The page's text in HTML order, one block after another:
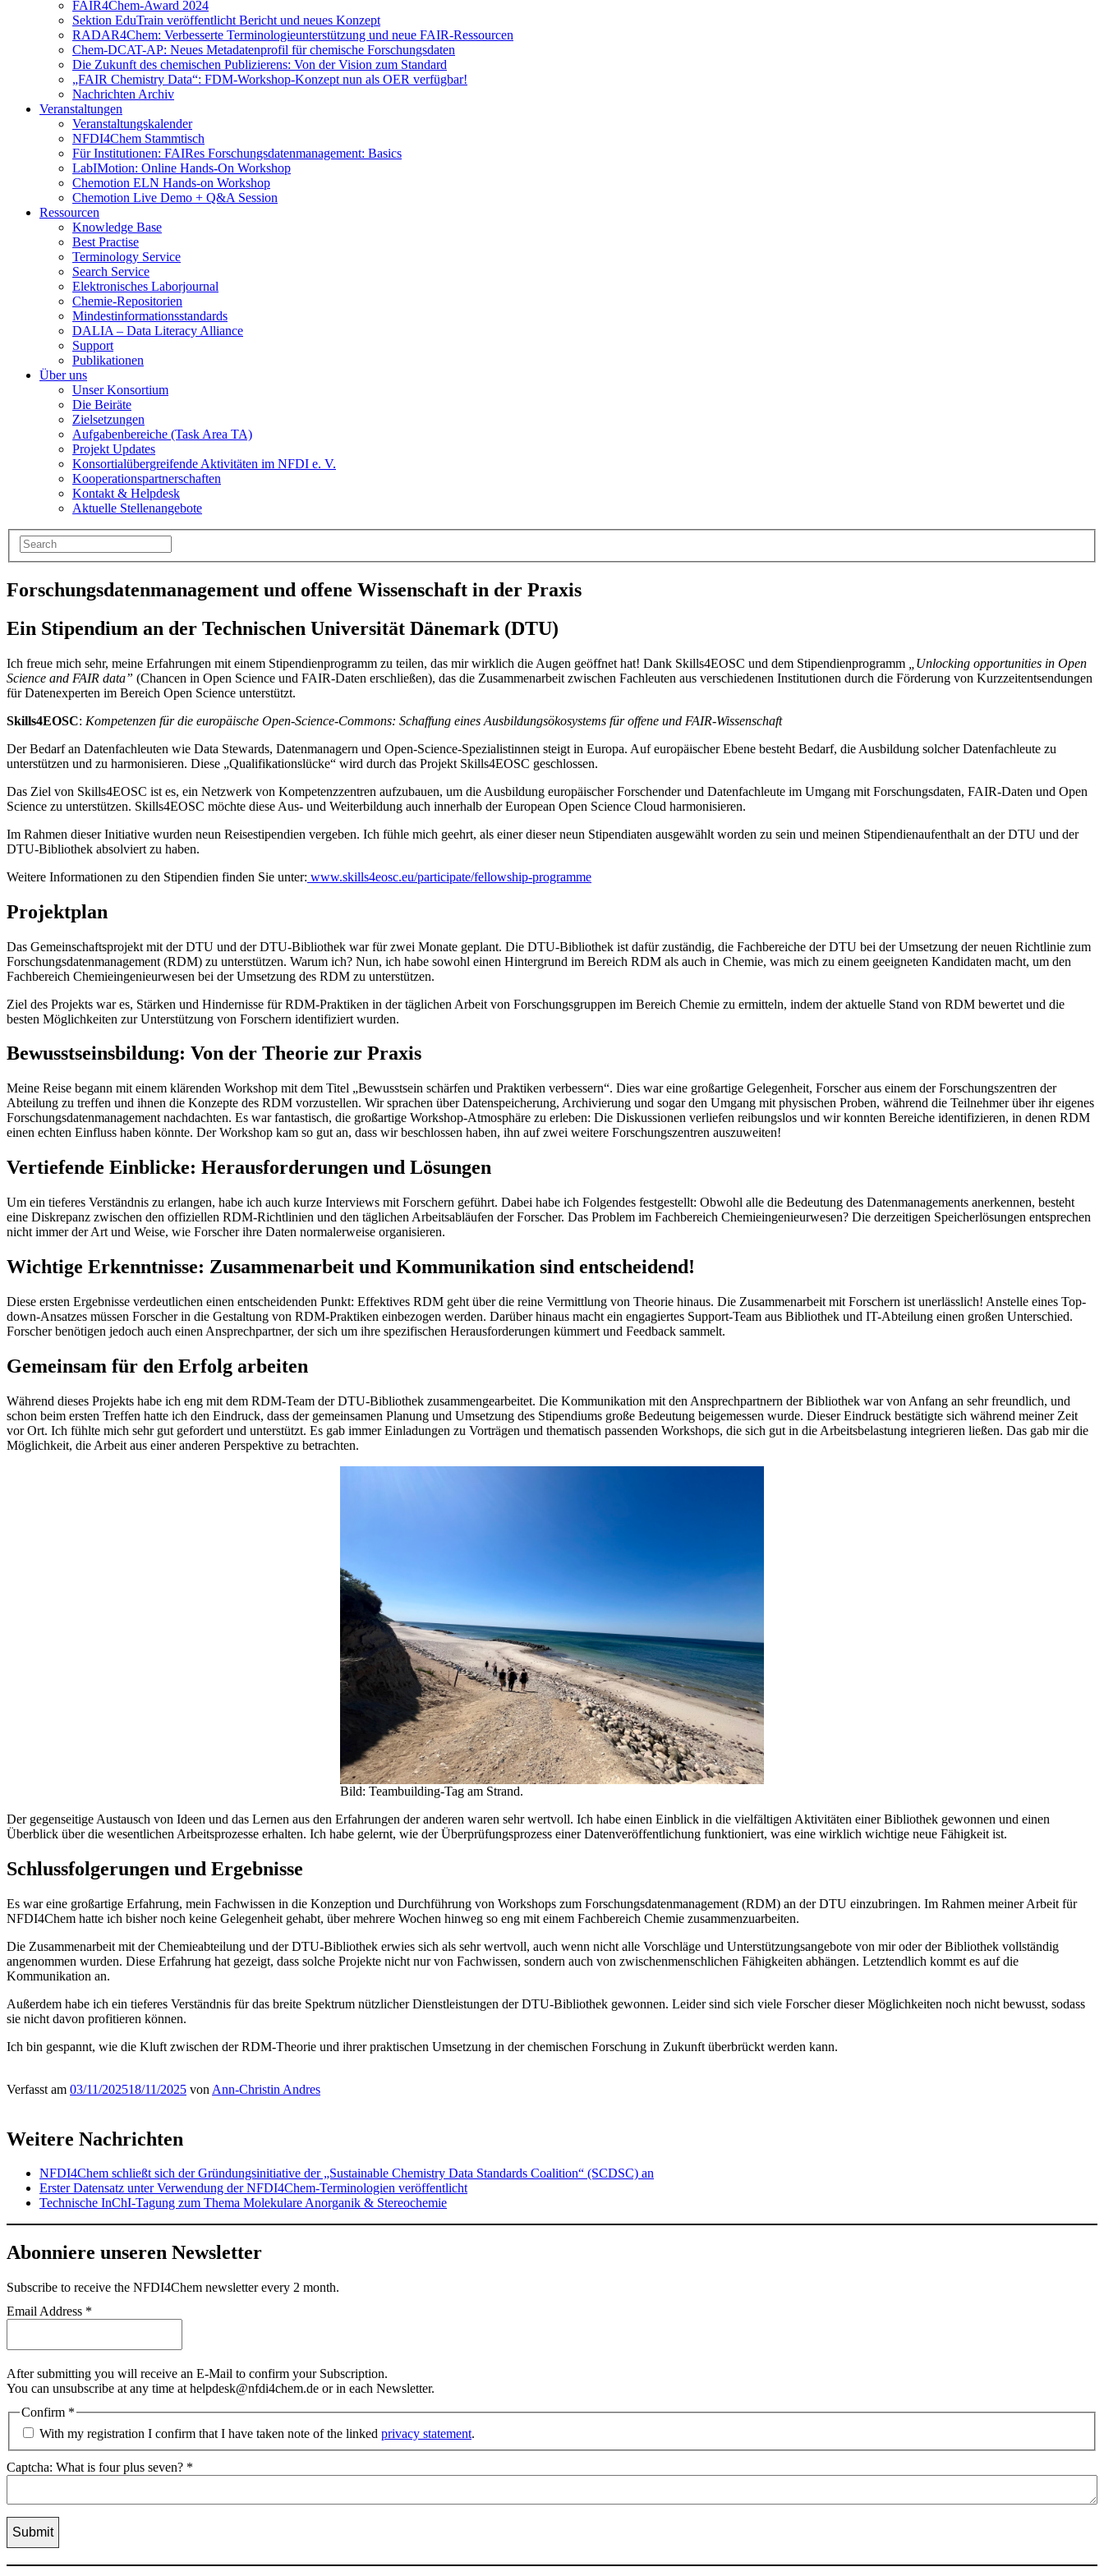
FAIR4Chem-Award 2024
Sektion EduTrain veröffentlicht Bericht und neues Konzept
RADAR4Chem: Verbesserte Terminologieunterstützung und neue FAIR-Ressourcen
Chem-DCAT-AP: Neues Metadatenprofil für chemische Forschungsdaten
Die Zukunft des chemischen Publizierens: Von der Vision zum Standard
„FAIR Chemistry Data“: FDM-Workshop-Konzept nun als OER verfügbar!
Nachrichten Archiv
Veranstaltungen
Veranstaltungskalender
NFDI4Chem Stammtisch
Für Institutionen: FAIRes Forschungsdatenmanagement: Basics
LabIMotion: Online Hands-On Workshop
Chemotion ELN Hands-on Workshop
Chemotion Live Demo + Q&A Session
Ressourcen
Knowledge Base
Best Practise
Terminology Service
Search Service
Elektronisches Laborjournal
Chemie-Repositorien
Mindestinformationsstandards
DALIA – Data Literacy Alliance
Support
Publikationen
Über uns
Unser Konsortium
Die Beiräte
Zielsetzungen
Aufgabenbereiche (Task Area TA)
Projekt Updates
Konsortialübergreifende Aktivitäten im NFDI e. V.
Kooperationspartnerschaften
Kontakt & Helpdesk
Aktuelle Stellenangebote
Forschungsdatenmanagement und offene Wissenschaft in der Praxis
Ein Stipendium an der Technischen Universität Dänemark (DTU)
Ich freue mich sehr, meine Erfahrungen mit einem Stipendienprogramm zu teilen, das mir wirklich die Augen geöffnet hat! Dank Skills4EOSC und dem Stipendienprogramm
„Unlocking opportunities in Open
Science and FAIR data” (Chancen in Open Science und FAIR-Daten erschließen), das die Zusammenarbeit zwischen Fachleuten aus verschiedenen Institutionen durch die Förderung von Kurzzeitentsendungen
für Datenexperten im Bereich Open Science unterstützt.
Skills4EOSC: Kompetenzen für die europäische Open-Science-Commons: Schaffung eines Ausbildungsökosystems für offene und FAIR-Wissenschaft
Der Bedarf an Datenfachleuten wie Data Stewards, Datenmanagern und Open-Science-Spezialistinnen steigt in Europa. Auf europäischer Ebene besteht Bedarf, die Ausbildung solcher Datenfachleute zu
unterstützen und zu harmonisieren. Diese „Qualifikationslücke“ wird durch das Projekt Skills4EOSC geschlossen.
Das Ziel von Skills4EOSC ist es, ein Netzwerk von Kompetenzzentren aufzubauen, um die Ausbildung europäischer Forschender und Datenfachleute im Umgang mit Forschungsdaten, FAIR-Daten und Open
Science zu unterstützen. Skills4EOSC möchte diese Aus- und Weiterbildung auch innerhalb der European Open Science Cloud harmonisieren.
Im Rahmen dieser Initiative wurden neun Reisestipendien vergeben. Ich fühle mich geehrt, als einer dieser neun Stipendiaten ausgewählt worden zu sein und meinen Stipendienaufenthalt an der DTU und der
DTU-Bibliothek absolviert zu haben.
Weitere Informationen zu den Stipendien finden Sie unter: www.skills4eosc.eu/participate/fellowship-programme
Projektplan
Das Gemeinschaftsprojekt mit der DTU und der DTU-Bibliothek war für zwei Monate geplant. Die DTU-Bibliothek ist dafür zuständig, die Fachbereiche der DTU bei der Umsetzung der neuen Richtlinie zum
Forschungsdatenmanagement (RDM) zu unterstützen. Warum ich? Nun, ich habe sowohl einen Hintergrund im Bereich RDM als auch in Chemie, was mich zu einem geeigneten Kandidaten macht, um den
Fachbereich Chemieingenieurwesen bei der Umsetzung des RDM zu unterstützen.
Ziel des Projekts war es, Stärken und Hindernisse für RDM-Praktiken in der täglichen Arbeit von Forschungsgruppen im Bereich Chemie zu ermitteln, indem der aktuelle Stand von RDM bewertet und die
besten Möglichkeiten zur Unterstützung von Forschern identifiziert wurden.
Bewusstseinsbildung: Von der Theorie zur Praxis
Meine Reise begann mit einem klärenden Workshop mit dem Titel „Bewusstsein schärfen und Praktiken verbessern“. Dies war eine großartige Gelegenheit, Forscher aus einem der Forschungszentren der
Abteilung zu treffen und ihnen die Konzepte des RDM vorzustellen. Wir sprachen über Datenspeicherung, Archivierung und sogar den Umgang mit physischen Proben, während die Teilnehmer über ihr eigenes
Forschungsdatenmanagement nachdachten. Es war fantastisch, die großartige Workshop-Atmosphäre zu erleben: Die Diskussionen verliefen reibungslos und wir konnten Bereiche identifizieren, in denen RDM
einen echten Einfluss haben könnte. Der Workshop kam so gut an, dass wir beschlossen haben, ihn auf zwei weitere Forschungszentren auszuweiten!
Vertiefende Einblicke: Herausforderungen und Lösungen
Um ein tieferes Verständnis zu erlangen, habe ich auch kurze Interviews mit Forschern geführt. Dabei habe ich Folgendes festgestellt: Obwohl alle die Bedeutung des Datenmanagements anerkennen, besteht
eine Diskrepanz zwischen den offiziellen RDM-Richtlinien und den täglichen Arbeitsabläufen der Forscher. Das Problem im Fachbereich Chemieingenieurwesen? Die derzeitigen Speicherlösungen entsprechen
nicht immer der Art und Weise, wie Forscher ihre Daten normalerweise organisieren.
Wichtige Erkenntnisse: Zusammenarbeit und Kommunikation sind entscheidend!
Diese ersten Ergebnisse verdeutlichen einen entscheidenden Punkt: Effektives RDM geht über die reine Vermittlung von Theorie hinaus. Die Zusammenarbeit mit Forschern ist unerlässlich! Anstelle eines Top-
down-Ansatzes müssen Forscher in die Gestaltung von RDM-Praktiken einbezogen werden. Darüber hinaus macht ein engagiertes Support-Team aus Bibliothek und IT-Abteilung einen großen Unterschied.
Forscher benötigen jedoch auch einen Ansprechpartner, der sich um ihre spezifischen Herausforderungen kümmert und Feedback sammelt.
Gemeinsam für den Erfolg arbeiten
Während dieses Projekts habe ich eng mit dem RDM-Team der DTU-Bibliothek zusammengearbeitet. Die Kommunikation mit den Ansprechpartnern der Bibliothek war von Anfang an sehr freundlich, und
schon beim ersten Treffen hatte ich den Eindruck, dass der gemeinsamen Planung und Umsetzung des Stipendiums große Bedeutung beigemessen wurde. Dieser Eindruck bestätigte sich während meiner Zeit
vor Ort. Ich fühlte mich sehr gut gefordert und unterstützt. Es gab immer Einladungen zu Vorträgen und thematisch passenden Workshops, die sich gut in die Arbeitsbelastung integrieren ließen. Das gab mir die
Möglichkeit, die Arbeit aus einer anderen Perspektive zu betrachten.
Bild: Teambuilding-Tag am Strand.
Der gegenseitige Austausch von Ideen und das Lernen aus den Erfahrungen der anderen waren sehr wertvoll. Ich habe einen Einblick in die vielfältigen Aktivitäten einer Bibliothek gewonnen und einen
Überblick über die wesentlichen Arbeitsprozesse erhalten. Ich habe gelernt, wie der Überprüfungsprozess einer Datenveröffentlichung funktioniert, was eine wirklich wichtige neue Fähigkeit ist.
Schlussfolgerungen und Ergebnisse
Es war eine großartige Erfahrung, mein Fachwissen in die Konzeption und Durchführung von Workshops zum Forschungsdatenmanagement (RDM) an der DTU einzubringen. Im Rahmen meiner Arbeit für
NFDI4Chem hatte ich bisher noch keine Gelegenheit gehabt, über mehrere Wochen hinweg so eng mit einem Fachbereich Chemie zusammenzuarbeiten.
Die Zusammenarbeit mit der Chemieabteilung und der DTU-Bibliothek erwies sich als sehr wertvoll, auch wenn nicht alle Vorschläge und Unterstützungsangebote von mir oder der Bibliothek vollständig
angenommen wurden. Diese Erfahrung hat gezeigt, dass solche Projekte nicht nur von Fachwissen, sondern auch von zwischenmenschlichen Fähigkeiten abhängen. Letztendlich kommt es auf die
Kommunikation an.
Außerdem habe ich ein tieferes Verständnis für das breite Spektrum nützlicher Dienstleistungen der DTU-Bibliothek gewonnen. Leider sind sich viele Forscher dieser Möglichkeiten noch nicht bewusst, sodass
sie nicht davon profitieren können.
Ich bin gespannt, wie die Kluft zwischen der RDM-Theorie und ihrer praktischen Umsetzung in der chemischen Forschung in Zukunft überbrückt werden kann.
Verfasst am 03/11/202518/11/2025 von Ann-Christin Andres
Weitere Nachrichten
NFDI4Chem schließt sich der Gründungsinitiative der „Sustainable Chemistry Data Standards Coalition“ (SCDSC) an
Erster Datensatz unter Verwendung der NFDI4Chem-Terminologien veröffentlicht
Technische InChI-Tagung zum Thema Molekulare Anorganik & Stereochemie
Abonniere unseren Newsletter
Subscribe to receive the NFDI4Chem newsletter every 2 month.
Email Address *
After submitting you will receive an E-Mail to confirm your Subscription.
You can unsubscribe at any time at helpdesk@nfdi4chem.de or in each Newsletter.
Confirm *
With my registration I confirm that I have taken note of the linked privacy statement.
Captcha: What is four plus seven? *